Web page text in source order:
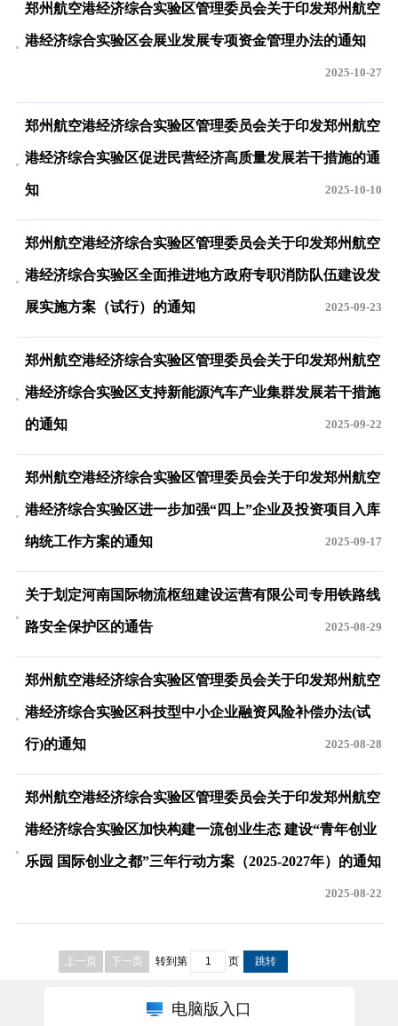
郑州航空港经济综合实验区管理委员会关于印发郑州航空
港经济综合实验区会展业发展专项资金管理办法的通知
2025-10-27
郑州航空港经济综合实验区管理委员会关于印发郑州航空
港经济综合实验区促进民营经济高质量发展若干措施的通
知 2025-10-10
郑州航空港经济综合实验区管理委员会关于印发郑州航空
港经济综合实验区全面推进地方政府专职消防队伍建设发
展实施方案（试行）的通知 2025-09-23
郑州航空港经济综合实验区管理委员会关于印发郑州航空
港经济综合实验区支持新能源汽车产业集群发展若干措施
的通知 2025-09-22
郑州航空港经济综合实验区管理委员会关于印发郑州航空
港经济综合实验区进一步加强“四上”企业及投资项目入库
纳统工作方案的通知 2025-09-17
关于划定河南国际物流枢纽建设运营有限公司专用铁路线
路安全保护区的通告 2025-08-29
郑州航空港经济综合实验区管理委员会关于印发郑州航空
港经济综合实验区科技型中小企业融资风险补偿办法(试
行)的通知 2025-08-28
郑州航空港经济综合实验区管理委员会关于印发郑州航空
港经济综合实验区加快构建一流创业生态 建设“青年创业
乐园 国际创业之都”三年行动方案（2025-2027年）的通知
2025-08-22
上一页 下一页 转到第 页
电脑版入口